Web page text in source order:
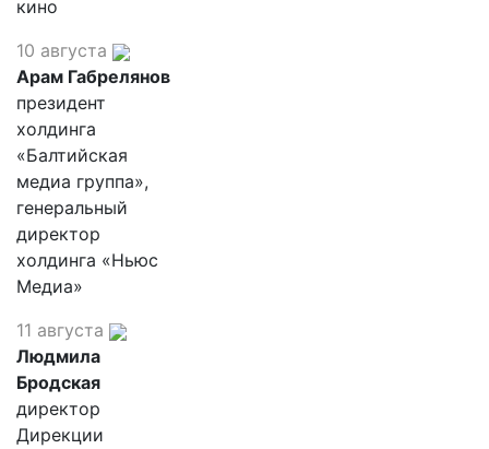
кино
10 августа
Арам Габрелянов
президент
холдинга
«Балтийская
медиа группа»,
генеральный
директор
холдинга «Ньюс
Медиа»
11 августа
Людмила
Бродская
директор
Дирекции